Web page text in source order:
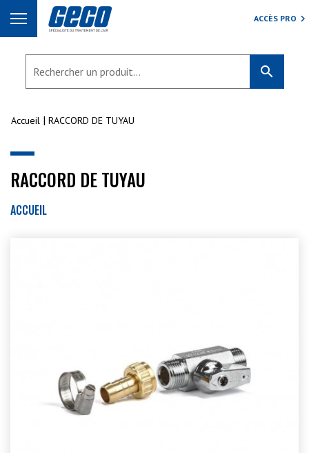
ACCÈS PRO
search
Accueil RACCORD DE TUYAU
RACCORD DE TUYAU
ACCUEIL